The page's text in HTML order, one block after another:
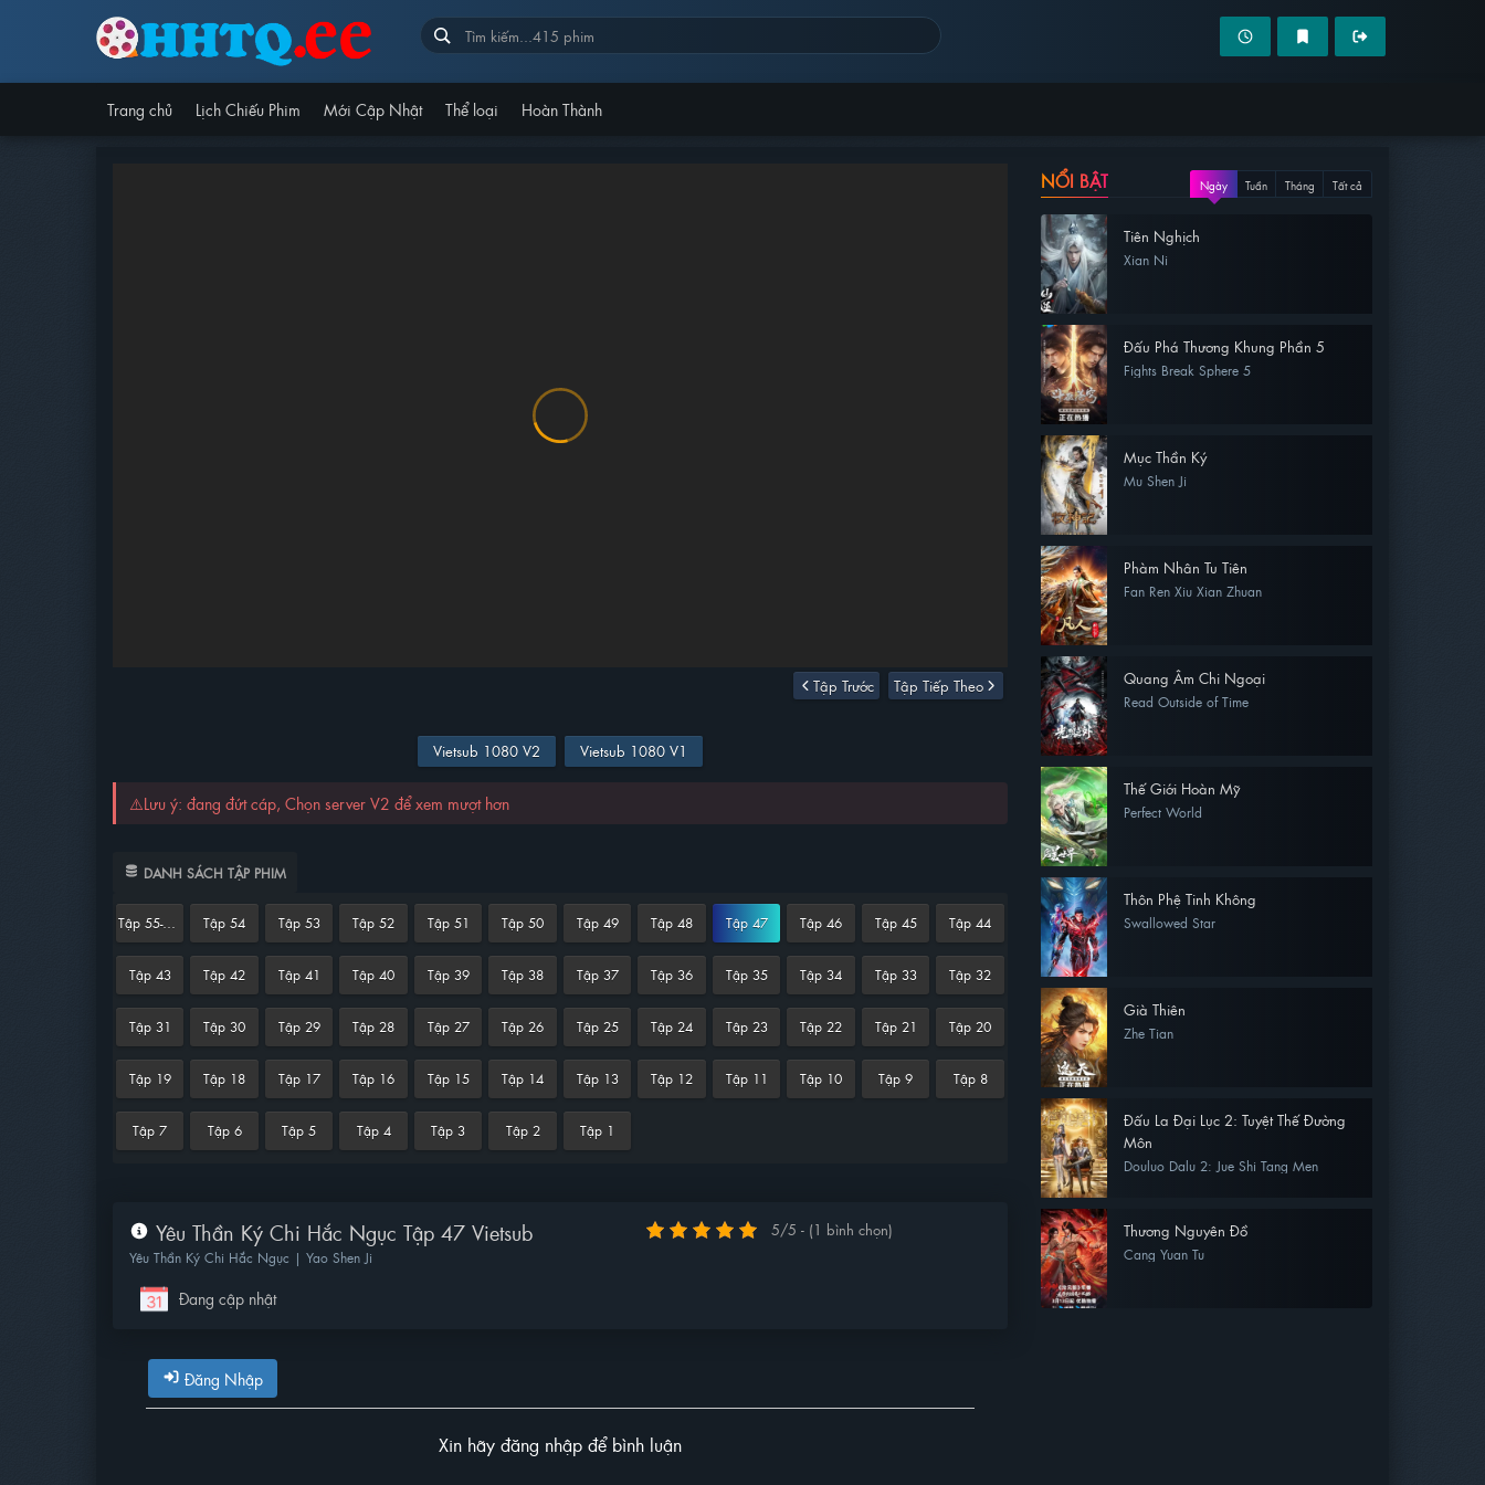
Trang chủ Lịch Chiếu Phim Mới Cập Nhật Thể loại Hoàn Thành
Tập Trước Tập Tiếp Theo
Vietsub 1080 V2 Vietsub 1080 V1
⚠️Lưu ý: đang đứt cáp, Chọn server V2 để xem mượt hơn
DANH SÁCH TẬP PHIM
Tập 55-END Tập 54 Tập 53 Tập 52 Tập 51 Tập 50 Tập 49 Tập 48 Tập 47 Tập 46 Tập 45 Tập 44
Tập 43 Tập 42 Tập 41 Tập 40 Tập 39 Tập 38 Tập 37 Tập 36 Tập 35 Tập 34 Tập 33 Tập 32
Tập 31 Tập 30 Tập 29 Tập 28 Tập 27 Tập 26 Tập 25 Tập 24 Tập 23 Tập 22 Tập 21 Tập 20
Tập 19 Tập 18 Tập 17 Tập 16 Tập 15 Tập 14 Tập 13 Tập 12 Tập 11 Tập 10 Tập 9 Tập 8
Tập 7 Tập 6 Tập 5 Tập 4 Tập 3 Tập 2 Tập 1
Yêu Thần Ký Chi Hắc Ngục Tập 47 Vietsub
Yêu Thần Ký Chi Hắc Ngục | Yao Shen Ji
Đang cập nhật
5/5 - (1 bình chọn)
Đăng Nhập
Xin hãy đăng nhập để bình luận
NỔI BẬT Ngày Tuần Tháng Tất cả
Tiên Nghịch
Xian Ni
Đấu Phá Thương Khung Phần 5
Fights Break Sphere 5
Mục Thần Ký
Mu Shen Ji
Phàm Nhân Tu Tiên
Fan Ren Xiu Xian Zhuan
Quang Âm Chi Ngoại
Read Outside of Time
Thế Giới Hoàn Mỹ
Perfect World
Thôn Phệ Tinh Không
Swallowed Star
Già Thiên
Zhe Tian
Đấu La Đại Lục 2: Tuyệt Thế Đường
Môn
Douluo Dalu 2: Jue Shi Tang Men
Thương Nguyên Đồ
Cang Yuan Tu